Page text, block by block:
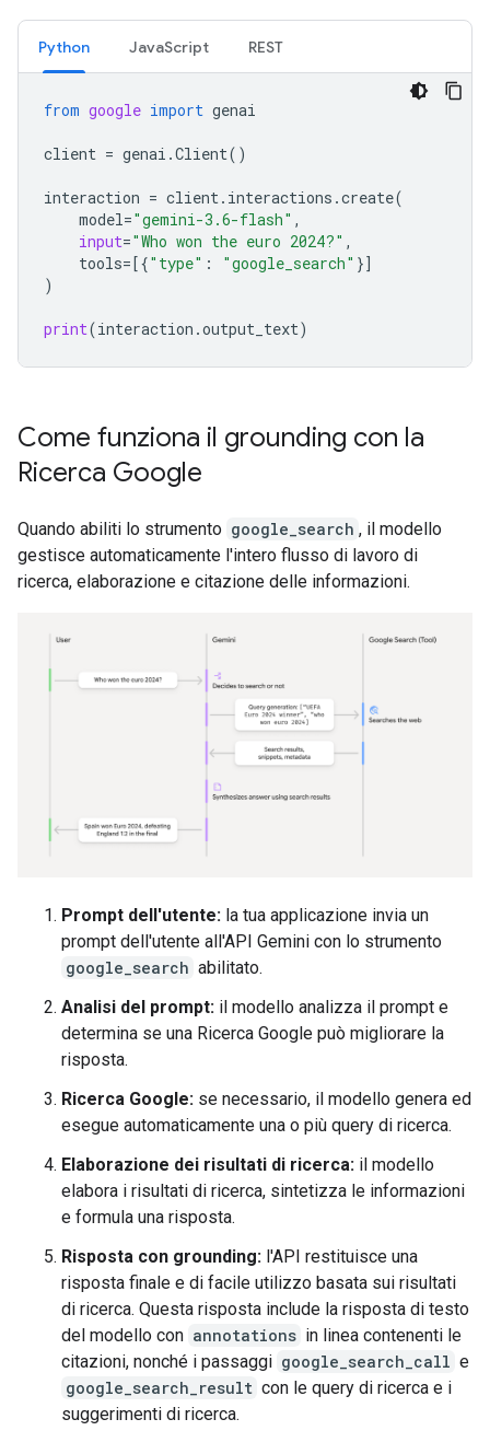
Python JavaScript REST
from google import genai
client = genai .Client()
interaction = client. interactions .create(
model="gemini-3.6-flash" ,
input="Who won the euro 2024?" ,
tools=[{"type" : "google_search" }]
)
print(interaction .output_text)
Come funziona il grounding con la
Ricerca Google
Quando abiliti lo strumento google_search , il modello
gestisce automaticamente l'intero flusso di lavoro di
ricerca, elaborazione e citazione delle informazioni.
Prompt dell'utente: la tua applicazione invia un
prompt dell'utente all'API Gemini con lo strumento
google_search abilitato.
Analisi del prompt: il modello analizza il prompt e
determina se una Ricerca Google può migliorare la
risposta.
Ricerca Google: se necessario, il modello genera ed
esegue automaticamente una o più query di ricerca.
Elaborazione dei risultati di ricerca: il modello
elabora i risultati di ricerca, sintetizza le informazioni
e formula una risposta.
Risposta con grounding: l'API restituisce una
risposta finale e di facile utilizzo basata sui risultati
di ricerca. Questa risposta include la risposta di testo
del modello con annotations in linea contenenti le
citazioni, nonché i passaggi google_search_call e
google_search_result con le query di ricerca e i
suggerimenti di ricerca.